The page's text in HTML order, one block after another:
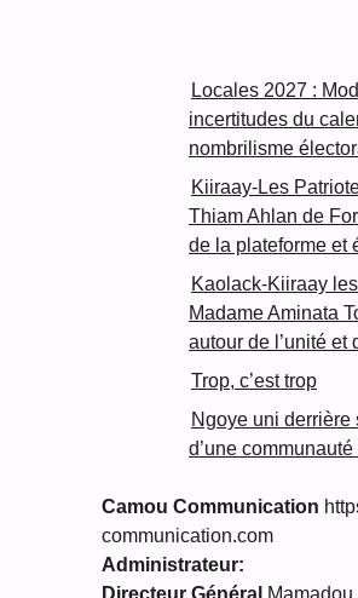
Locales 2027 :
incertitudes du
nombrilisme
Kiiraay-Les
Thiam Ahlan de
de la plateforme et
Kaolack-Kiiraay
Madame Aminata
autour de l’unité et
Trop, c’est trop
Ngoye uni
d’une
Camou Communication
communication.com
Administrateur: